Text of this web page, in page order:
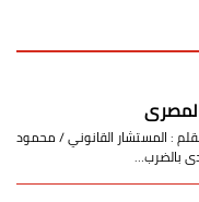
: المستشار القانوني / محمود
بالضرب…